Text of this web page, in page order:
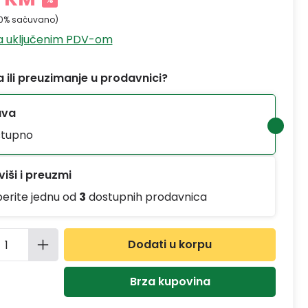
sačuvano)
uključenim PDV-om
ili preuzimanje u prodavnici?
i preuzmi
jednu od 3 dostupnih prodavnica
proizvoda: Unesite željenu
Dodati u korpu
Brza kupovina